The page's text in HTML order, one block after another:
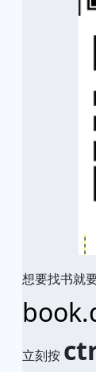
想要找书就
立刻按